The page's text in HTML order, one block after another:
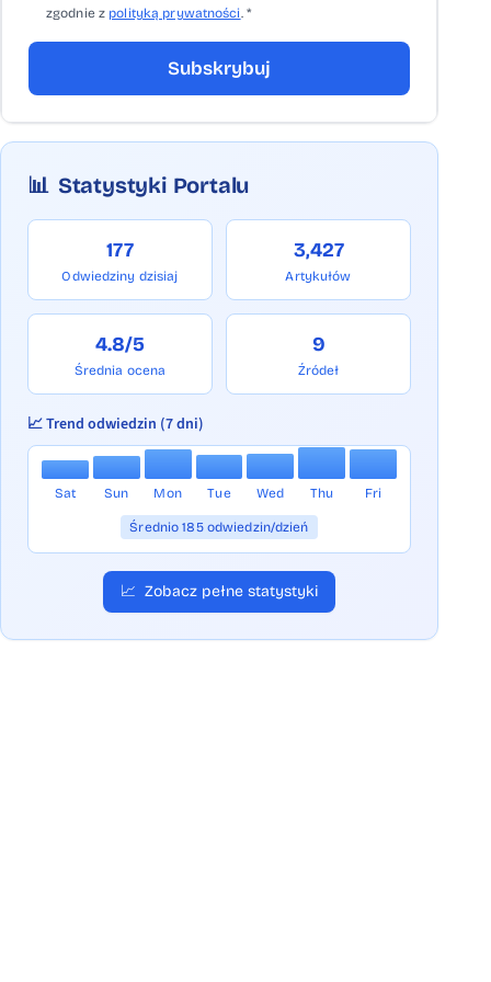
zgodnie z polityką prywatności. *
Subskrybuj
📊 Statystyki Portalu
177
Odwiedziny dzisiaj
3,427
Artykułów
4.8/5
Średnia ocena
9
Źródeł
📈 Trend odwiedzin (7 dni)
Sat Sun Mon Tue Wed Thu Fri
Średnio 185 odwiedzin/dzień
📈 Zobacz pełne statystyki